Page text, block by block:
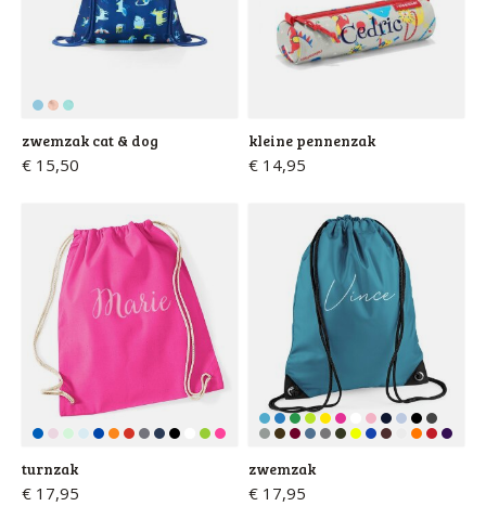
zwemzak cat & dog
€ 15,50
kleine pennenzak
€ 14,95
turnzak
€ 17,95
zwemzak
€ 17,95